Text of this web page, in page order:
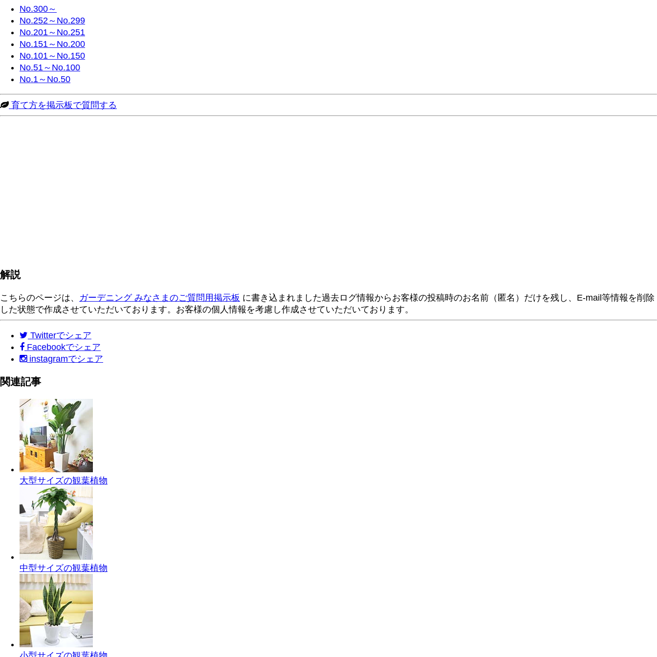
No.300～
No.252～No.299
No.201～No.251
No.151～No.200
No.101～No.150
No.51～No.100
No.1～No.50
育て方を掲示板で質問する
解説
こちらのページは、 ガーデニング みなさまのご質問用掲示板 に書き込まれました過去ログ情報からお客様の投稿時のお名前（匿名）だけを残し、E-mail等情報を削除
した状態で作成させていただいております。お客様の個人情報を考慮し作成させていただいております。
Twitterでシェア
Facebookでシェア
instagramでシェア
関連記事
大型サイズの観葉植物
中型サイズの観葉植物